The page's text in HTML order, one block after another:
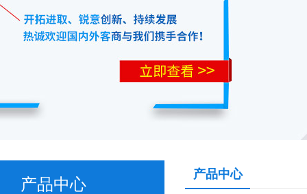
产品中心
产品中心